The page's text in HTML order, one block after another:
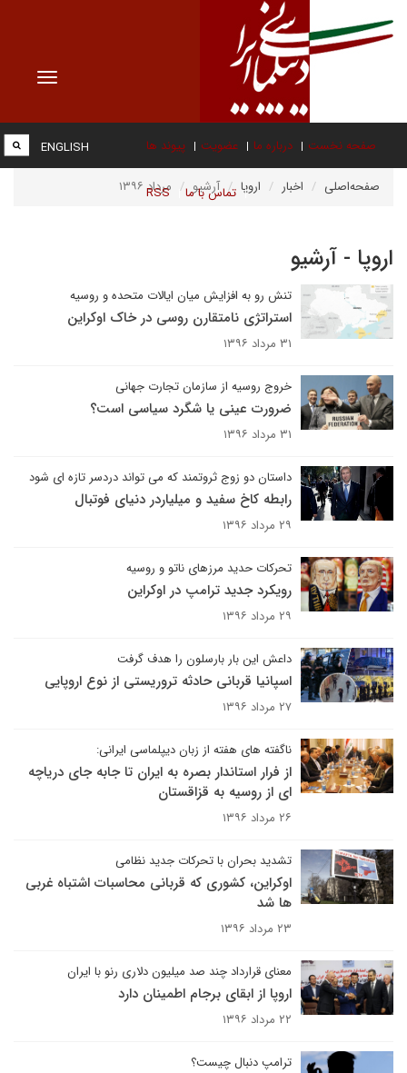
Toggle
صفحه نخست درباره ما عضویت پیوند ها
تماس با ما RSS
ENGLISH
صفحه‌اصلی اخبار اروپا آرشیو مرداد ۱۳۹۶
اروپا - آرشیو
تنش رو به افزایش میان ایالات متحده و روسیه
استراتژی نامتقارن روسی در خاک اوکراین
۳۱ مرداد ۱۳۹۶
خروج روسیه از سازمان تجارت جهانی
ضرورت عینی یا شگرد سیاسی است؟
۳۱ مرداد ۱۳۹۶
داستان دو زوج ثروتمند که می تواند دردسر تازه ای شود
رابطه کاخ سفید و میلیاردر دنیای فوتبال
۲۹ مرداد ۱۳۹۶
تحرکات حدید مرزهای ناتو و روسیه
رویکرد جدید ترامپ در اوکراین
۲۹ مرداد ۱۳۹۶
داعش این بار بارسلون را هدف گرفت
اسپانیا قربانی حادثه تروریستی از نوع اروپایی
۲۷ مرداد ۱۳۹۶
ناگفته های هفته از زبان دیپلماسی ایرانی:
از فرار استاندار بصره به ایران تا جابه جای دریاچه
ای از روسیه به قزاقستان
۲۶ مرداد ۱۳۹۶
تشدید بحران با تحرکات جدید نظامی
اوکراین، کشوری که قربانی محاسبات اشتباه غربی
ها شد
۲۳ مرداد ۱۳۹۶
معنای قرارداد چند صد میلیون دلاری رنو با ایران
اروپا از ابقای برجام اطمینان دارد
۲۲ مرداد ۱۳۹۶
ترامپ دنبال چیست؟